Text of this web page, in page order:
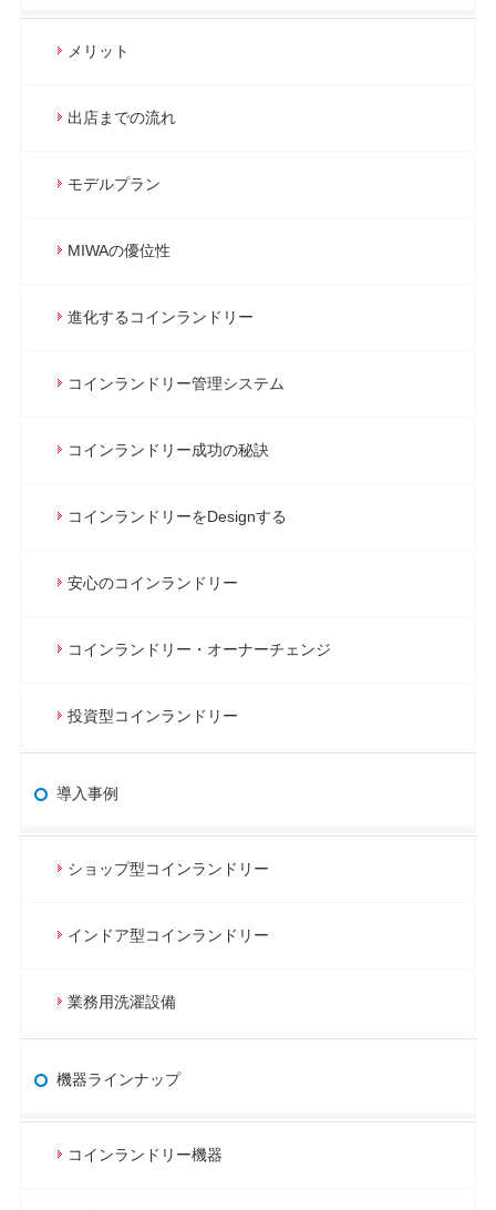
メリット
出店までの流れ
モデルプラン
MIWAの優位性
進化するコインランドリー
コインランドリー管理システム
コインランドリー成功の秘訣
コインランドリーをDesignする
安心のコインランドリー
コインランドリー・オーナーチェンジ
投資型コインランドリー
導入事例
ショップ型コインランドリー
インドア型コインランドリー
業務用洗濯設備
機器ラインナップ
コインランドリー機器